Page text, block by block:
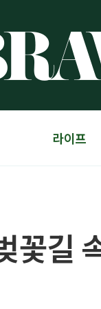
라이프
꽃길